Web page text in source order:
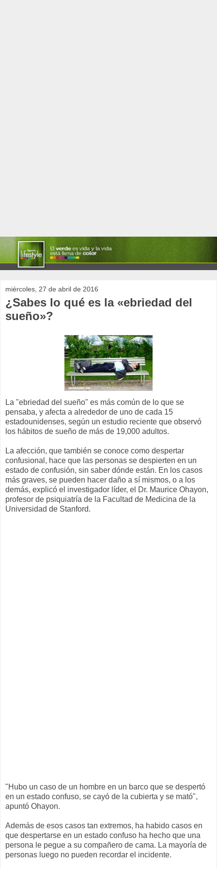
miércoles, 27 de abril de 2016
¿Sabes lo qué es la «ebriedad del
sueño»?
La "ebriedad del sueño" es más común de lo que se
pensaba, y afecta a alrededor de uno de cada 15
estadounidenses, según un estudio reciente que observó
los hábitos de sueño de más de 19,000 adultos.
La afección, que también se conoce como despertar
confusional, hace que las personas se despierten en un
estado de confusión, sin saber dónde están. En los casos
más graves, se pueden hacer daño a sí mismos, o a los
demás, explicó el investigador líder, el Dr. Maurice Ohayon,
profesor de psiquiatría de la Facultad de Medicina de la
Universidad de Stanford.
"Hubo un caso de un hombre en un barco que se despertó
en un estado confuso, se cayó de la cubierta y se mató",
apuntó Ohayon.
Además de esos casos tan extremos, ha habido casos en
que despertarse en un estado confuso ha hecho que una
persona le pegue a su compañero de cama. La mayoría de
personas luego no pueden recordar el incidente.